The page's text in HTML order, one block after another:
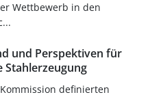
Wettbewerb in den
und Perspektiven für
Stahlerzeugung
definierten